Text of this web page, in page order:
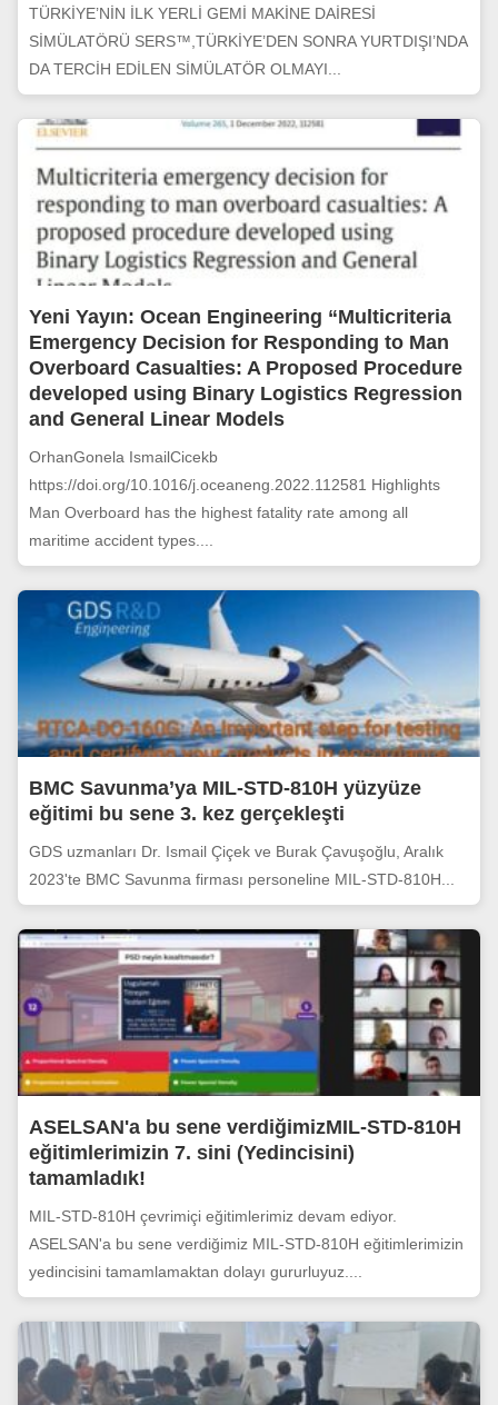
TÜRKİYE’NİN İLK YERLİ GEMİ MAKİNE DAİRESİ
SİMÜLATÖRÜ SERS™,TÜRKİYE’DEN SONRA YURTDIŞI’NDA
DA TERCİH EDİLEN SİMÜLATÖR OLMAYI...
Yeni Yayın: Ocean Engineering “Multicriteria
Emergency Decision for Responding to Man
Overboard Casualties: A Proposed Procedure
developed using Binary Logistics Regression
and General Linear Models
OrhanGonela IsmailCicekb
https://doi.org/10.1016/j.oceaneng.2022.112581 Highlights
Man Overboard has the highest fatality rate among all
maritime accident types....
BMC Savunma’ya MIL-STD-810H yüzyüze
eğitimi bu sene 3. kez gerçekleşti
GDS uzmanları Dr. Ismail Çiçek ve Burak Çavuşoğlu, Aralık
2023'te BMC Savunma firması personeline MIL-STD-810H...
ASELSAN'a bu sene verdiğimizMIL-STD-810H
eğitimlerimizin 7. sini (Yedincisini)
tamamladık!
MIL-STD-810H çevrimiçi eğitimlerimiz devam ediyor.
ASELSAN'a bu sene verdiğimiz MIL-STD-810H eğitimlerimizin
yedincisini tamamlamaktan dolayı gururluyuz....